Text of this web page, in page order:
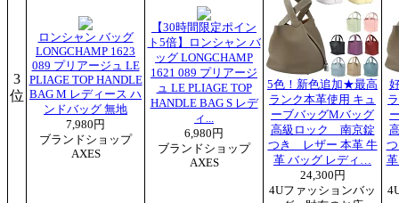
3
位
ロンシャン バッグ
LONGCHAMP 1623
089 プリアージュ LE
PLIAGE TOP HANDLE
BAG M レディース ハ
ンドバッグ 無地
7,980円
ブランドショップ
AXES
【30時間限定ポイン
ト5倍】ロンシャン バ
ッグ LONGCHAMP
1621 089 プリアージ
ュ LE PLIAGE TOP
HANDLE BAG S レデ
ィ...
6,980円
ブランドショップ
AXES
5色！新色追加★最高
ランク本革使用 キュ
ーブバッグMバッグ
高級ロック 南京錠
つき レザー 本革 牛
革 バッグ レディ…
24,300円
4Uファッションバッ